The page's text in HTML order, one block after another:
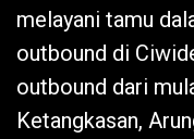
melayani tamu
outbound di
outbound dari
Ketangkasan,